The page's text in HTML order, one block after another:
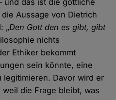
und das ist die göttliche
Aussage von Dietrich
„Den Gott den es gibt, gibt
nichts
Ethiker bekommt
sein könnte, eine
legitimieren. Davor wird er
die Frage bleibt, was